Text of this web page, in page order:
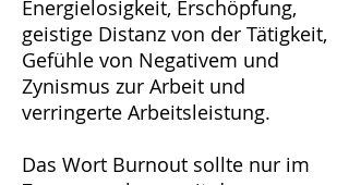
Energielosigkeit, Erschöpfung,
geistige Distanz von der Tätigkeit,
Gefühle von Negativem und
Zynismus zur Arbeit und
verringerte Arbeitsleistung.
Das Wort Burnout sollte nur im